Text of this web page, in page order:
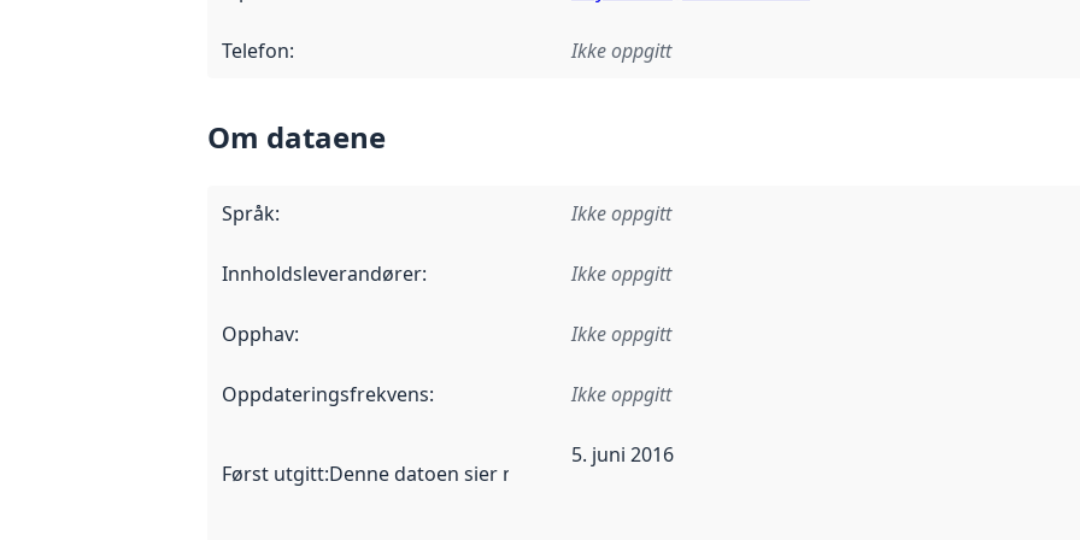
Telefon: Ikke oppgitt
Om dataene
Språk: Ikke oppgitt
Innholdsleverandører: Ikke oppgitt
Opphav: Ikke oppgitt
Oppdateringsfrekvens: Ikke oppgitt
Først utgitt:Denne datoen sier når dataene i dette datasettet første gang ble utgitt. Det kan
5. juni 2016